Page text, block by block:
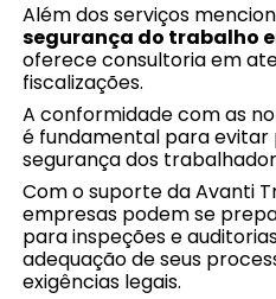
Além dos serviços
segurança do trabalho
oferece consultoria em
fiscalizações.
A conformidade com as
é fundamental para evitar
segurança dos
Com o suporte da Avanti
empresas podem se
para inspeções e
adequação de seus
exigências legais.